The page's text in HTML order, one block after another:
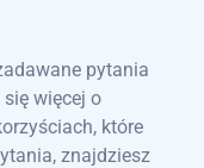
pytania
więcej o
które
znajdziesz